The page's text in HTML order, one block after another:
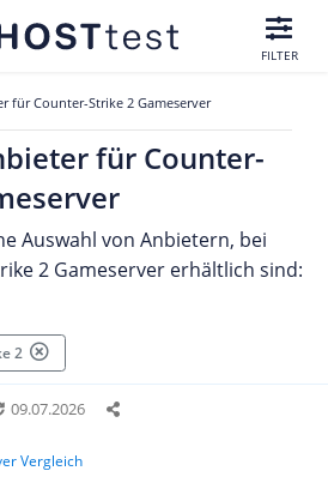
FILTER
für Counter-Strike 2 Gameserver
für Counter-
Auswahl von Anbietern, bei
2 Gameserver erhältlich sind:
2
09.07.2026
Vergleich